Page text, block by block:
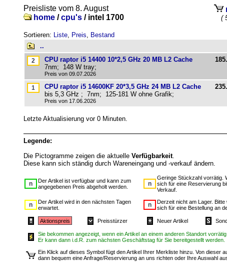
Preisliste vom 8. August
home /cpu's / intel 1700 (
Sortieren: Liste, Preis, Bestand
..
CPU raptor i5 14400 10*2,5 GHz 20 MB L2 Cache
7nm; 148 W tray;
Preis von 09.07.2026
CPU raptor i5 14600KF 20*3,5 GHz 24 MB L2 Cache
bis 5,3 GHz ; 7nm; 125-181 W ohne Grafik;
Preis von 17.06.2026
Letzte Aktualisierung vor 0 Minuten.
Legende:
Die Pictogramme zeigen die aktuelle Verfügbarkeit.
Diese kann sich ständig durch Wareneingang und -verkauf ändern.
Der Artikel ist verfügbar und kann zum
angegebenen Preis abgeholt werden.
Geringe Stückzahl vorrätig.
sich für eine Reservierung
Verkauf.
Der Artikel wird in den nächsten Tagen
erwartet.
Derzeit nicht am Lager. Bitte
sich für eine Bestellung an
Aktionspreis Preisstürzer Neuer Artikel
Sie bekommen angezeigt, wenn ein Artikel an einem anderen Standort vorrätig
Er kann dann i.d.R. zum nächsten Geschäftstag für Sie bereitgestellt werden.
Ein Klick auf dieses Symbol fügt den Artikel Ihrer Merkliste hinzu. Von dieser
dann bequem eine Anfrage/Reservierung an uns richten oder Ihre Auswahl